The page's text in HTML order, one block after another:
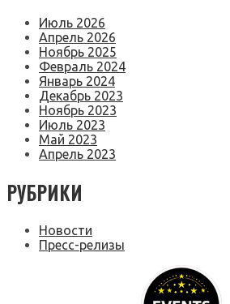
Июль 2026
Апрель 2026
Ноябрь 2025
Февраль 2024
Январь 2024
Декабрь 2023
Ноябрь 2023
Июль 2023
Май 2023
Апрель 2023
РУБРИКИ
Новости
Пресс-релизы